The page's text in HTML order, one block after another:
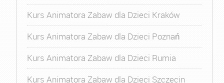
Kurs Animatora Zabaw dla Dzieci Kraków
Kurs Animatora Zabaw dla Dzieci Poznań
Kurs Animatora Zabaw dla Dzieci Rumia
Kurs Animatora Zabaw dla Dzieci Szczecin